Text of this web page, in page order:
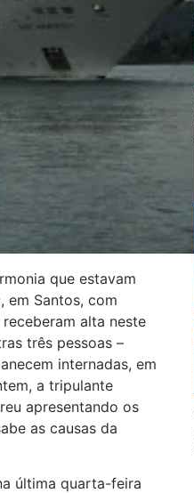
que estavam
em Santos, com
alta neste
três pessoas –
internadas, em
a tripulante
apresentando os
as causas da
última quarta-feira